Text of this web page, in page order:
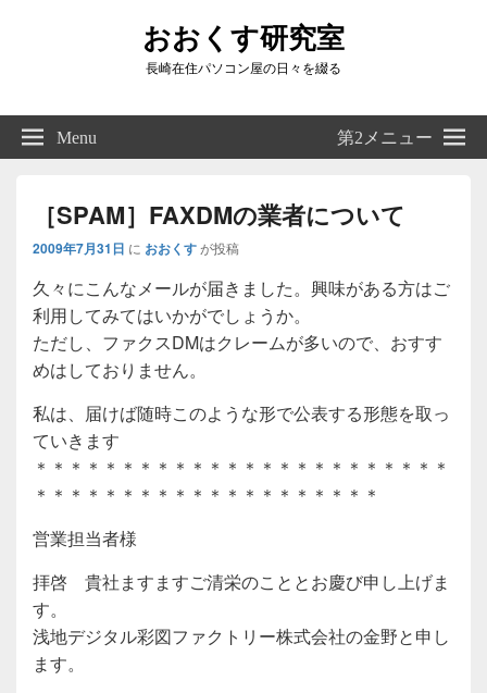
おおくす研究室
長崎在住パソコン屋の日々を綴る
Right
Sidebar
Widget
Menu 第2メニュー
［SPAM］FAXDMの業者について
2009年7月31日 に おおくすが投稿
久々にこんなメールが届きました。興味がある方はご
利用してみてはいかがでしょうか。
ただし、ファクスDMはクレームが多いので、おすす
めはしておりません。
私は、届けば随時このような形で公表する形態を取っ
ていきます
＊＊＊＊＊＊＊＊＊＊＊＊＊＊＊＊＊＊＊＊＊＊＊＊
＊＊＊＊＊＊＊＊＊＊＊＊＊＊＊＊＊＊＊＊
営業担当者様
拝啓 貴社ますますご清栄のこととお慶び申し上げま
す。
浅地デジタル彩図ファクトリー株式会社の金野と申し
ます。